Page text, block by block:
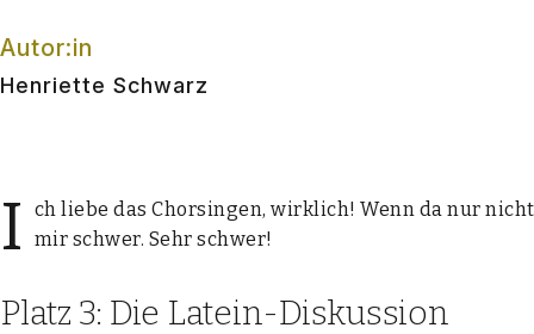
Autor:in
Henriette Schwarz
I
ch lie­be das Chor­sin­gen, wirk­lich! Wenn da nur
mir schwer. Sehr schwer!
Platz 3: Die Latein-Diskussion